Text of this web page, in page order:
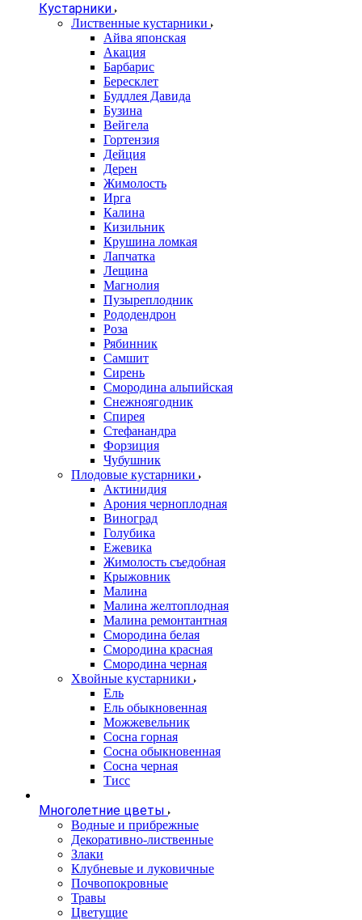
Кустарники
Лиственные кустарники
Айва японская
Акация
Барбарис
Бересклет
Буддлея Давида
Бузина
Вейгела
Гортензия
Дейция
Дерен
Жимолость
Ирга
Калина
Кизильник
Крушина ломкая
Лапчатка
Лещина
Магнолия
Пузыреплодник
Рододендрон
Роза
Рябинник
Самшит
Сирень
Смородина альпийская
Снежноягодник
Спирея
Стефанандра
Форзиция
Чубушник
Плодовые кустарники
Актинидия
Арония черноплодная
Виноград
Голубика
Ежевика
Жимолость съедобная
Крыжовник
Малина
Малина желтоплодная
Малина ремонтантная
Смородина белая
Смородина красная
Смородина черная
Хвойные кустарники
Ель
Ель обыкновенная
Можжевельник
Сосна горная
Сосна обыкновенная
Сосна черная
Тисс
Многолетние цветы
Водные и прибрежные
Декоративно-лиственные
Злаки
Клубневые и луковичные
Почвопокровные
Травы
Цветущие